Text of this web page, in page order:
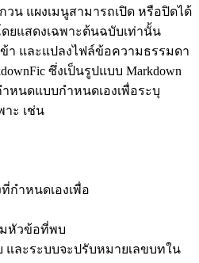
วน แผงเมนูสามารถเปิด หรือปิดได้
ยแสดงเฉพาะต้นฉบับเท่านั้น
า และแปลงไฟล์ข้อความธรรมดา
ซึ่งเป็นรูปแบบ Markdown
หนดแบบกำหนดเองเพื่อระบุ
ะ เช่น
กำหนดเองเพื่อ
หัวข้อที่พบ
และระบบจะปรับหมายเลขบทใน